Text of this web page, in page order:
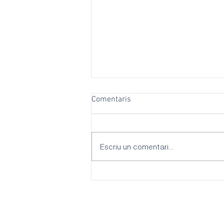
Comentaris
Escriu un comentari...